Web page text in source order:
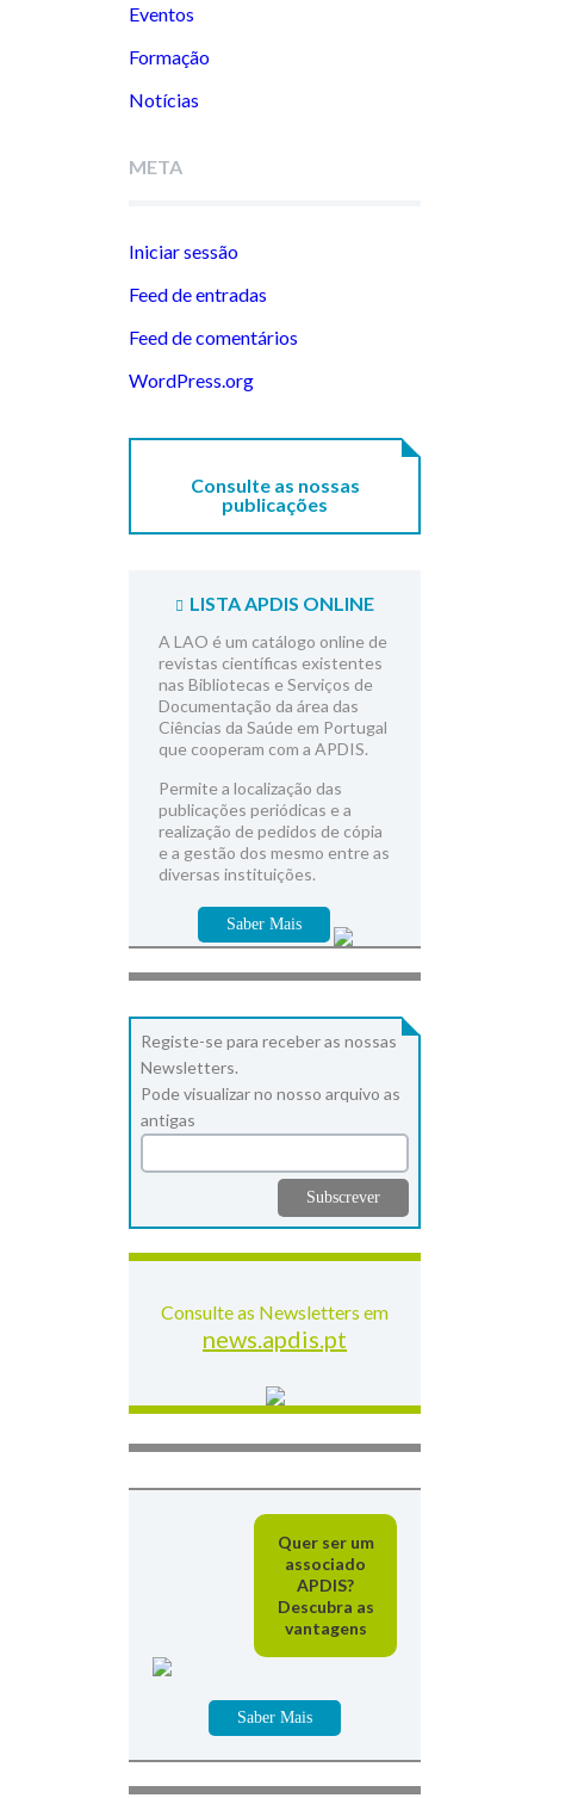
Eventos
Formação
Notícias
META
Iniciar sessão
Feed de entradas
Feed de comentários
WordPress.org
Consulte as nossas
publicações
LISTA APDIS ONLINE
A LAO é um catálogo online de
revistas científicas existentes
nas Bibliotecas e Serviços de
Documentação da área das
Ciências da Saúde em Portugal
que cooperam com a APDIS.
Permite a localização das
publicações periódicas e a
realização de pedidos de cópia
e a gestão dos mesmo entre as
diversas instituições.
Saber Mais
Registe-se para receber as nossas
Newsletters.
Pode visualizar no nosso arquivo as
antigas
Consulte as Newsletters em
news.apdis.pt
Quer ser um
associado
APDIS?
Descubra as
vantagens
Saber Mais